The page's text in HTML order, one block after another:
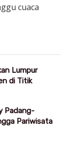
cuaca
Lumpur
di Titik
Padang-
Pariwisata